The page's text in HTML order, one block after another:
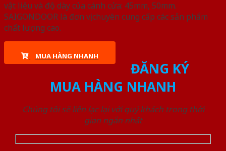
vật liệu và độ dày của cánh cửa: 45mm, 50mm.
SAIGONDOOR là đơn vị chuyên cung cấp các sản phẩm
chất lượng cao.
MUA HÀNG NHANH
ĐĂNG KÝ
MUA HÀNG NHANH
Chúng tôi sẽ liên lạc lại với quý khách trong thời
gian ngắn nhất